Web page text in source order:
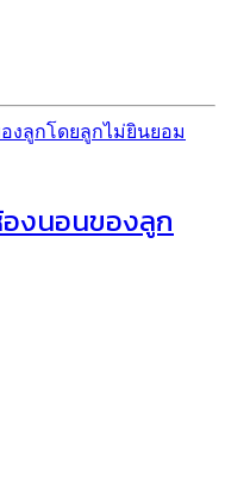
งนอนของลูก